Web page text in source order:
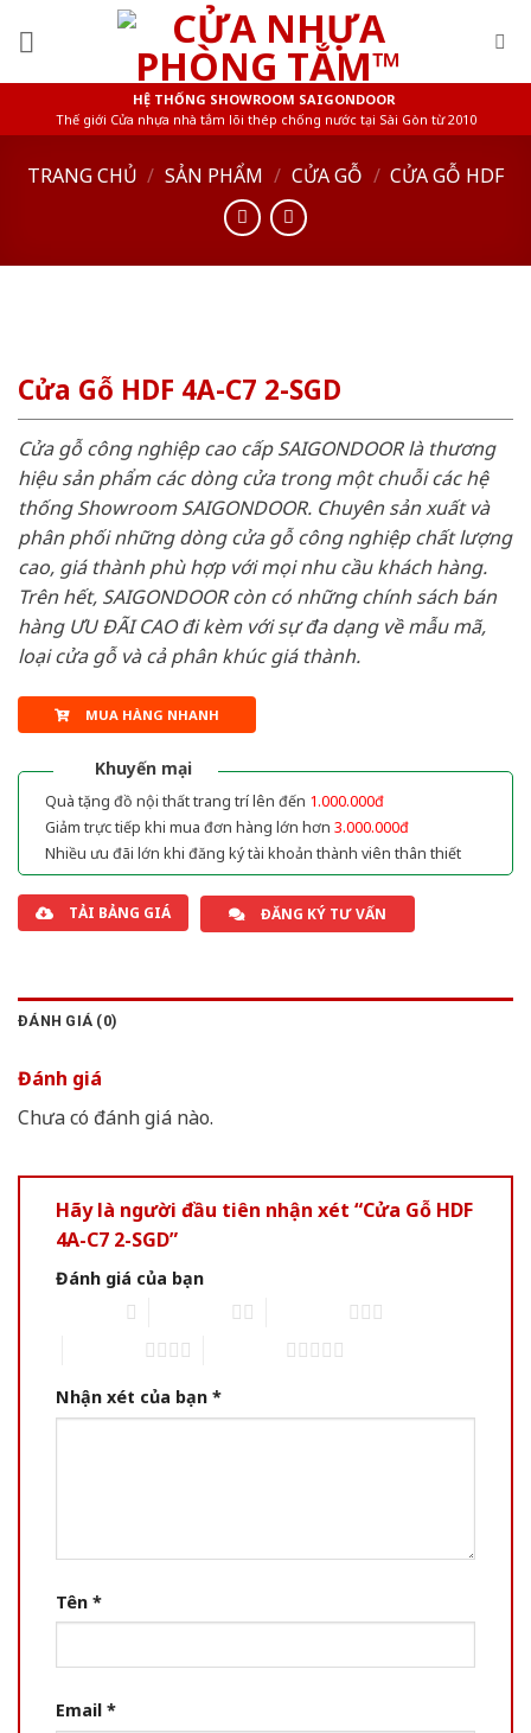
HỆ THỐNG SHOWROOM SAIGONDOOR
Thế giới Cửa nhựa nhà tắm lõi thép chống nước tại Sài Gòn từ 2010
TRANG CHỦ / SẢN PHẨM / CỬA GỖ / CỬA GỖ HDF
Cửa Gỗ HDF 4A-C7 2-SGD
Cửa gỗ công nghiệp cao cấp SAIGONDOOR là thương
hiệu sản phẩm các dòng cửa trong một chuỗi các hệ
thống Showroom SAIGONDOOR. Chuyên sản xuất và
phân phối những dòng cửa gỗ công nghiệp chất lượng
cao, giá thành phù hợp với mọi nhu cầu khách hàng.
Trên hết, SAIGONDOOR còn có những chính sách bán
hàng ƯU ĐÃI CAO đi kèm với sự đa dạng về mẫu mã,
loại cửa gỗ và cả phân khúc giá thành.
MUA HÀNG NHANH
Khuyến mại
Quà tặng đồ nội thất trang trí lên đến 1.000.000đ
Giảm trực tiếp khi mua đơn hàng lớn hơn 3.000.000đ
Nhiều ưu đãi lớn khi đăng ký tài khoản thành viên thân thiết
TẢI BẢNG GIÁ ĐĂNG KÝ TƯ VẤN
ĐÁNH GIÁ (0)
Đánh giá
Chưa có đánh giá nào.
Hãy là người đầu tiên nhận xét “Cửa Gỗ HDF
4A-C7 2-SGD”
Đánh giá của bạn
Nhận xét của bạn *
Tên *
Email *